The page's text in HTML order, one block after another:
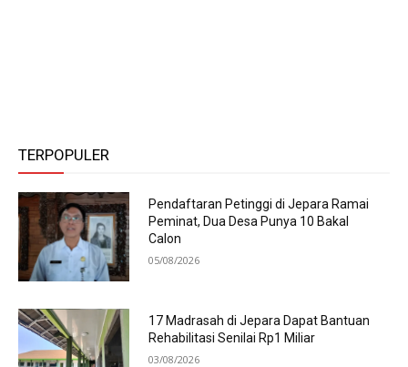
TERPOPULER
Pendaftaran Petinggi di Jepara Ramai
Peminat, Dua Desa Punya 10 Bakal
Calon
05/08/2026
17 Madrasah di Jepara Dapat Bantuan
Rehabilitasi Senilai Rp1 Miliar
03/08/2026